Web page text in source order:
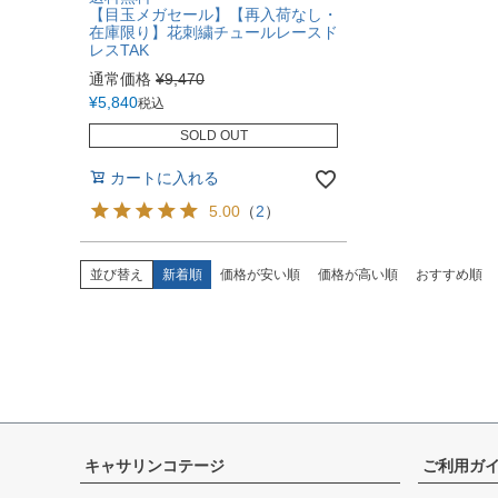
【目玉メガセール】【再入荷なし・
在庫限り】花刺繍チュールレースド
レスTAK
通常価格 ¥9,470
¥5,840税込
SOLD OUT
カートに入れる
5.00 （2）
並び替え 新着順 価格が安い順 価格が高い順 おすすめ順
キャサリンコテージ ご利用ガ